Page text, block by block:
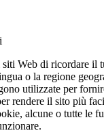
Web di ricordare il
o la regione
utilizzate per
rendere il sito più
alcune o tutte le